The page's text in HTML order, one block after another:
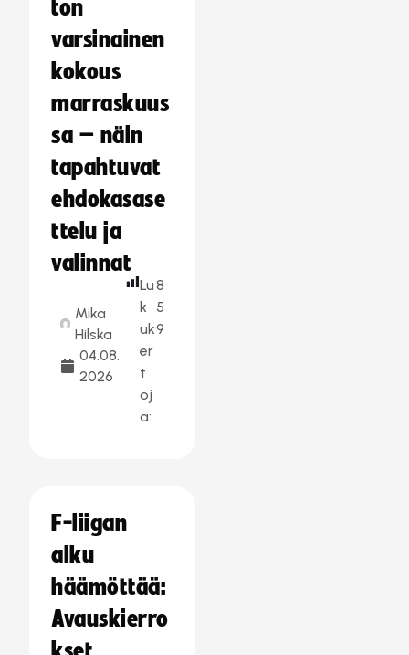
ton
varsinainen
kokous
marraskuus
sa – näin
tapahtuvat
ehdokasase
ttelu ja
valinnat
Mika
Hilska
04.08.
2026
Lu
k
uk
er
t
oj
a:
8
5
9
F-liigan
alku
häämöttää:
Avauskierro